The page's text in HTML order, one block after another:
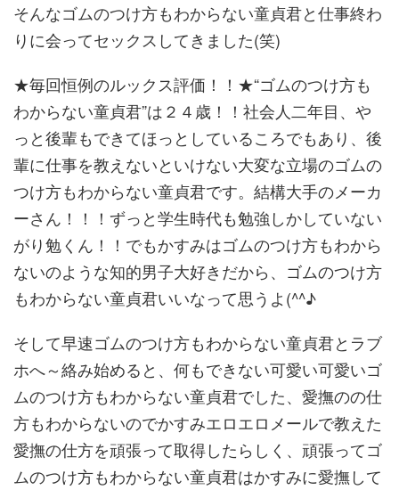
そんなゴムのつけ方もわからない童貞君と仕事終わ
りに会ってセックスしてきました(笑)
★毎回恒例のルックス評価！！★“ゴムのつけ方も
わからない童貞君”は２４歳！！社会人二年目、や
っと後輩もできてほっとしているころでもあり、後
輩に仕事を教えないといけない大変な立場のゴムの
つけ方もわからない童貞君です。結構大手のメーカ
ーさん！！！ずっと学生時代も勉強しかしていない
がり勉くん！！でもかすみはゴムのつけ方もわから
ないのような知的男子大好きだから、ゴムのつけ方
もわからない童貞君いいなって思うよ(^^♪
そして早速ゴムのつけ方もわからない童貞君とラブ
ホへ～絡み始めると、何もできない可愛い可愛いゴ
ムのつけ方もわからない童貞君でした、愛撫のの仕
方もわからないのでかすみエロエロメールで教えた
愛撫の仕方を頑張って取得したらしく、頑張ってゴ
ムのつけ方もわからない童貞君はかすみに愛撫して